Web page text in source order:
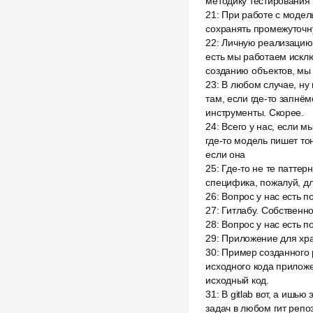
21 : При работе с
сохранять
22:Личную
есть мы работаем
созданию объектов,
23: В любом случае, ну
там, если где-то
инструменты. Скорее.
24: Всего у нас, если
где-то модель пишет
если она
25: Где-то не те
специфика, пожалуй,
26: Вопрос у нас есть
27: Гитлабу.
28: Вопрос у нас есть
29: Приложение для
30: Пример созданного
исходного кода
исходный код.
31 : В gitlab вот, а ишью
задач в любом гит